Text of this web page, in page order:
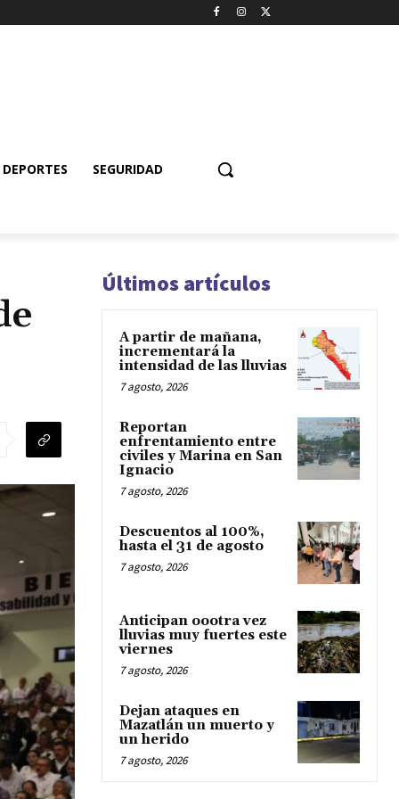
DEPORTES SEGURIDAD
Últimos artículos
A partir de mañana,
incrementará la
intensidad de las lluvias
7 agosto, 2026
Reportan
enfrentamiento entre
civiles y Marina en San
Ignacio
7 agosto, 2026
Descuentos al 100%,
hasta el 31 de agosto
7 agosto, 2026
Anticipan oootra vez
lluvias muy fuertes este
viernes
7 agosto, 2026
Dejan ataques en
Mazatlán un muerto y
un herido
7 agosto, 2026